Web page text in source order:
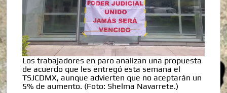
Los trabajadores en paro analizan una propuesta
de acuerdo que les entregó esta semana el
TSJCDMX, aunque advierten que no aceptarán un
5% de aumento. (Foto: Shelma Navarrete.)